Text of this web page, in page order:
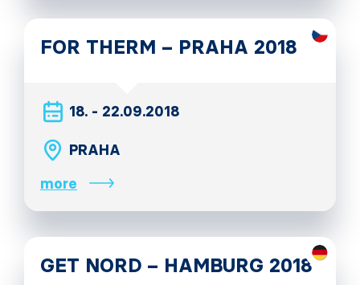
FOR THERM – PRAHA 2018
18. - 22.09.2018
PRAHA
more
GET NORD – HAMBURG 2018